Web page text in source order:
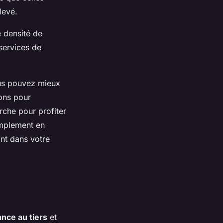
densité de
de
pouvez mieux
pour
pour profiter
en
dans votre
au tiers et